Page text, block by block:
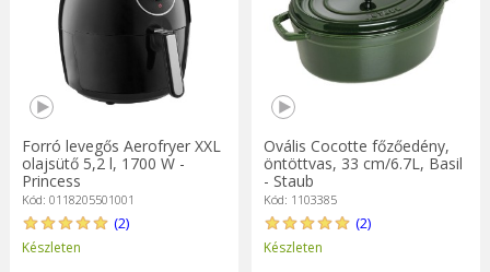
Forró levegős Aerofryer XXL
olajsütő 5,2 l, 1700 W -
Princess
Kód: 0118205501001
(2)
Készleten
Ovális Cocotte főzőedény,
öntöttvas, 33 cm/6.7L, Basil
- Staub
Kód: 1103385
(2)
Készleten